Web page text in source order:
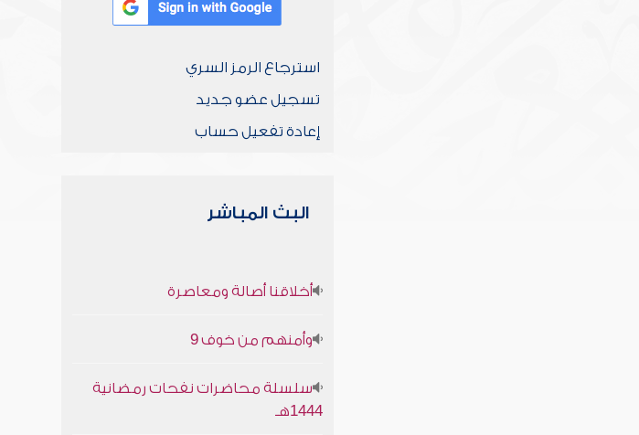
استرجاع الرمز السري
تسجيل عضو جديد
إعادة تفعيل حساب
البث المباشر
أخلاقنا أصالة ومعاصرة
وأمنهم من خوف 9
سلسلة محاضرات نفحات رمضانية
1444هـ